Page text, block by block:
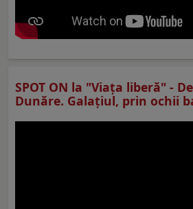
SPOT ON la "Viaţa liberă" -
Dunăre. Galațiul, prin ochii